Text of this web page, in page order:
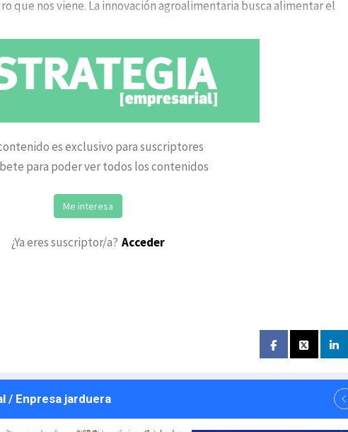
que nos viene. La innovación agroalimentaria busca alimentar el
es exclusivo para suscriptores
para poder ver todos los contenidos
Me interesa
¿Ya eres suscriptor/a? Acceder
/ Enpresa jarduera